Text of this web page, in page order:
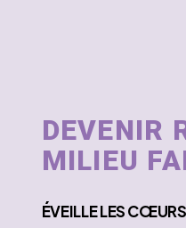
DEVENIR
MILIEU
ÉVEILLELES